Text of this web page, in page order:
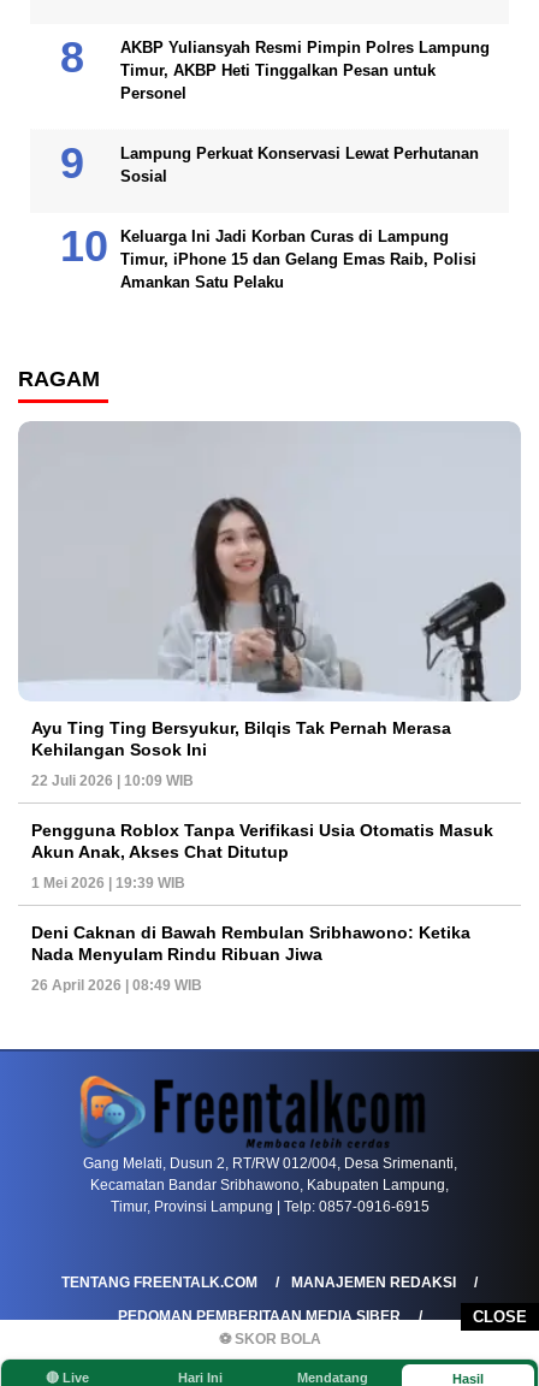
CLOSE
⚽ SKOR BOLA
🔴 Live Hari Ini Mendatang Hasil
AKBP Yuliansyah Resmi Pimpin Polres Lampung
Timur, AKBP Heti Tinggalkan Pesan untuk
Personel
Lampung Perkuat Konservasi Lewat Perhutanan
Sosial
Keluarga Ini Jadi Korban Curas di Lampung
Timur, iPhone 15 dan Gelang Emas Raib, Polisi
Amankan Satu Pelaku
RAGAM
Ayu Ting Ting Bersyukur, Bilqis Tak Pernah Merasa
Kehilangan Sosok Ini
22 Juli 2026 | 10:09 WIB
Pengguna Roblox Tanpa Verifikasi Usia Otomatis Masuk
Akun Anak, Akses Chat Ditutup
1 Mei 2026 | 19:39 WIB
Deni Caknan di Bawah Rembulan Sribhawono: Ketika
Nada Menyulam Rindu Ribuan Jiwa
26 April 2026 | 08:49 WIB
Gang Melati, Dusun 2, RT/RW 012/004, Desa Srimenanti,
Kecamatan Bandar Sribhawono, Kabupaten Lampung,
Timur, Provinsi Lampung | Telp: 0857-0916-6915
TENTANG FREENTALK.COM
MANAJEMEN REDAKSI
PEDOMAN PEMBERITAAN MEDIA SIBER
PEDOMAN PEMBERITAAN RAMAH ANAK